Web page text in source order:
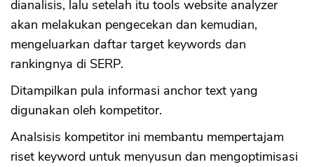
dianalisis, lalu setelah itu tools website analyzer
akan melakukan pengecekan dan kemudian,
mengeluarkan daftar target keywords dan
rankingnya di SERP.
Ditampilkan pula informasi anchor text yang
digunakan oleh kompetitor.
Analsisis kompetitor ini membantu mempertajam
riset keyword untuk menyusun dan mengoptimisasi